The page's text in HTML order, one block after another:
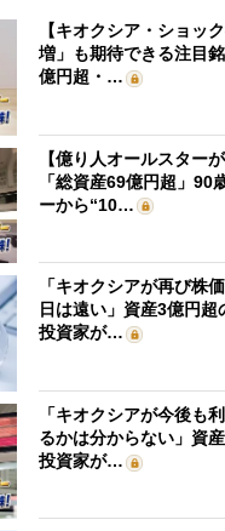
【キオクシア・ショッ
増」も期待できる注目
億円超・…
【億り人オールスター
「総資産69億円超」90
ーから“10…
「キオクシアが再び株
日は遠い」資産3億円超
投資家が…
「キオクシアが今後も
るかは分からない」資
投資家が…